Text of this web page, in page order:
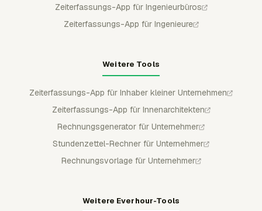
Zeiterfassungs-App für Ingenieurbüros
Zeiterfassungs-App für Ingenieure
Weitere Tools
Zeiterfassungs-App für Inhaber kleiner Unternehmen
Zeiterfassungs-App für Innenarchitekten
Rechnungsgenerator für Unternehmer
Stundenzettel-Rechner für Unternehmer
Rechnungsvorlage für Unternehmer
Weitere Everhour-Tools